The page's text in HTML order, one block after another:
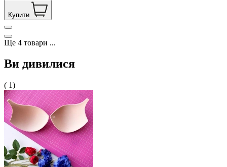
Купити
Ще 4 товари ...
Ви дивилися
( 1)